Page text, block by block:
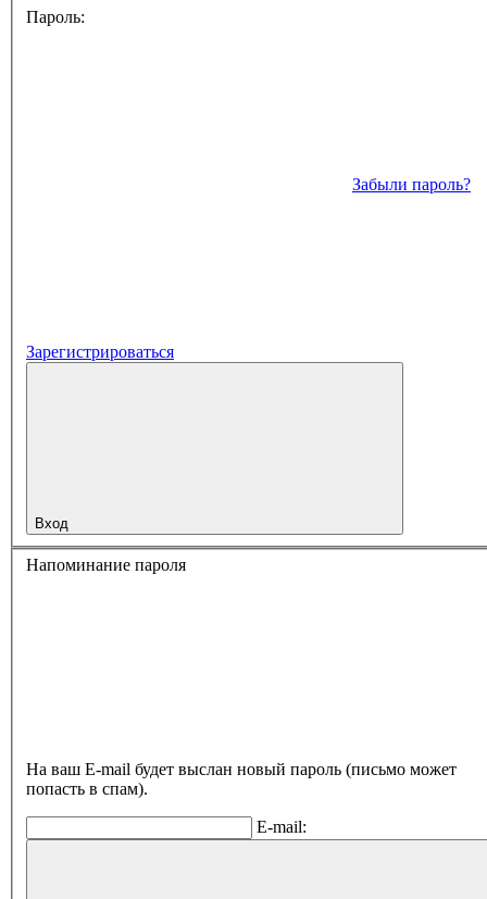
Пароль:
Забыли пароль?
Зарегистрироваться
Вход
Напоминание пароля
На ваш E-mail будет выслан новый пароль (письмо может
попасть в спам).
E-mail: